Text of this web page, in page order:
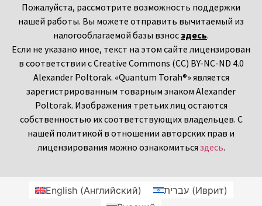
Пожалуйста, рассмотрите возможность поддержки
нашей работы. Вы можете отправить вычитаемый из
налогооблагаемой базы взнос здесь.
Если не указано иное, текст на этом сайте лицензирован
в соответствии с Creative Commons (CC) BY-NC-ND 4.0
Alexander Poltorak. «Quantum Torah®» является
зарегистрированным товарным знаком Alexander
Poltorak. Изображения третьих лиц остаются
собственностью их соответствующих владельцев. С
нашей политикой в отношении авторских прав и
лицензирования можно ознакомиться здесь.
English(Английский) עברית(Иврит)